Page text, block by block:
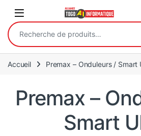
Open
Recherche pour :
Accueil Premax – Onduleurs / Smart
Premax –
Smart